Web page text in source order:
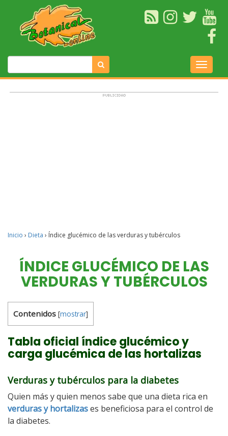
Inicio › Dieta › Índice glucémico de las verduras y tubérculos
ÍNDICE GLUCÉMICO DE LAS
VERDURAS Y TUBÉRCULOS
Contenidos [mostrar]
Tabla oficial índice glucémico y
carga glucémica de las hortalizas
Verduras y tubérculos para la diabetes
Quien más y quien menos sabe que una dieta rica en
verduras y hortalizases beneficiosa para el control de
la diabetes.